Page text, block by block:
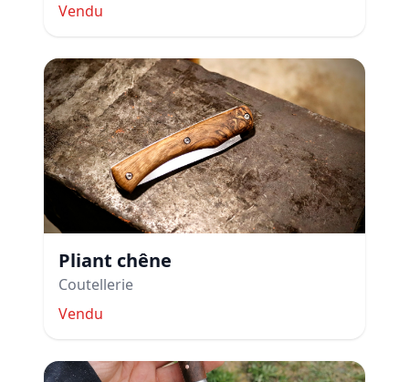
Vendu
Pliant chêne
Coutellerie
Vendu